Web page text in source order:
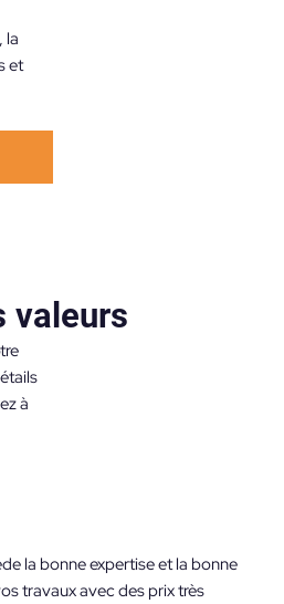
la
et
valeurs​
à
la bonne expertise et la bonne
travaux avec des prix très